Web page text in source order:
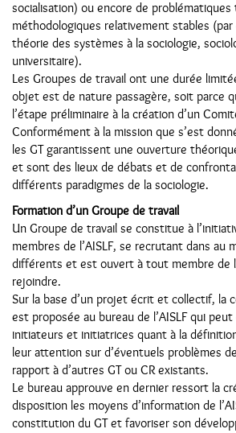
socialisation) ou encore de
méthodologiques relativement stables
théorie des systèmes à la sociologie,
universitaire).
Les Groupes de travail ont une durée
objet est de nature passagère, soit parce
l’étape préliminaire à la création d’un
Conformément à la mission que s’est
les GT garantissent une ouverture
et sont des lieux de débats et de
différents paradigmes de la sociologie.
Formation d’un Groupe de travail
Un Groupe de travail se constitue à
membres de l’AISLF, se recrutant dans au
différents et est ouvert à tout membre de
rejoindre.
Sur la base d’un projet écrit et collectif, la
est proposée au bureau de l’AISLF qui
initiateurs et initiatrices quant à la
leur attention sur d’éventuels problèmes
rapport à d’autres GT ou CR existants.
Le bureau approuve en dernier ressort la
disposition les moyens d’information de
constitution du GT et favoriser son